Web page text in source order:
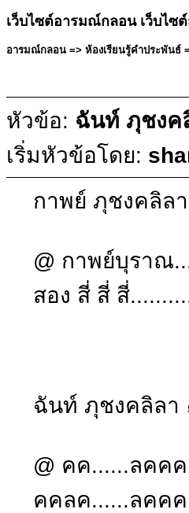
เว็บไซต์อารมณ์กลอน เว็บไซ
อารมณ์กลอน => ห้องเรียนรู้คำประพันธ์
หัวข้อ: ฉันท์ ภุชงค
เริ่มหัวข้อโดย:
กาพย์ ภุชงคลิลา
@ กาพย์บุราณ
สอง สี่ สี่ สี่
ฉันท์ ภุชงคลิลา
@ คค......ลคคค
คคลค......ลคคค